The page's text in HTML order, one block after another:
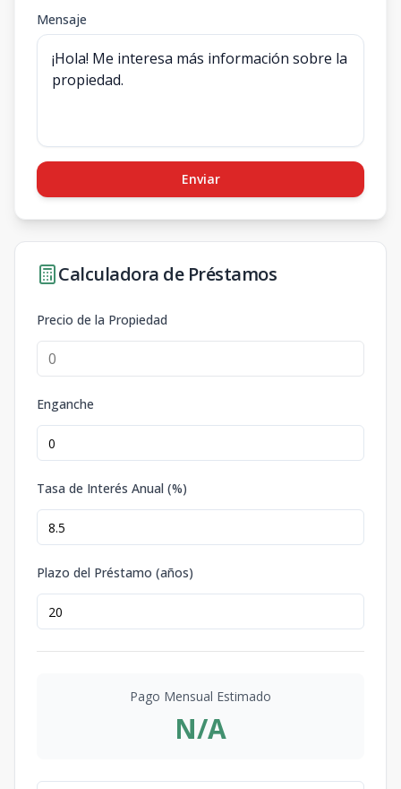
Mensaje
Enviar
Calculadora de Préstamos
Precio de la Propiedad
Enganche
Tasa de Interés Anual (%)
Plazo del Préstamo (años)
Pago Mensual Estimado
N/A